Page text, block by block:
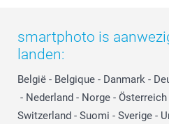
smartphoto is
landen:
België - Belgique - Danmark -
- Nederland - Norge - Österreich
Switzerland - Suomi - Sverige -